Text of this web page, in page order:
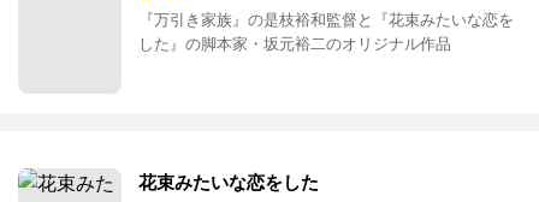
『万引き家族』の是枝裕和監督と『花束みたいな恋を
した』の脚本家・坂元裕二のオリジナル作品
花束みたいな恋をした